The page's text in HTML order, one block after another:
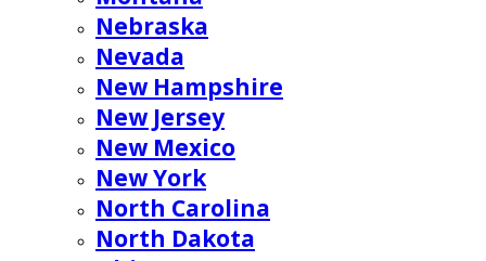
Nebraska
Nevada
New Hampshire
New Jersey
New Mexico
New York
North Carolina
North Dakota